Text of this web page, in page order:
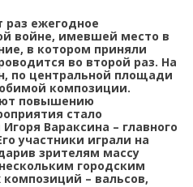
раз ежегодное
войне, имевшей место в
в котором приняли
во второй раз. На
по центральной площади
композиции.
повышению
стало
Вараксина – главного
участники играли на
зрителям массу
городским
– вальсов,